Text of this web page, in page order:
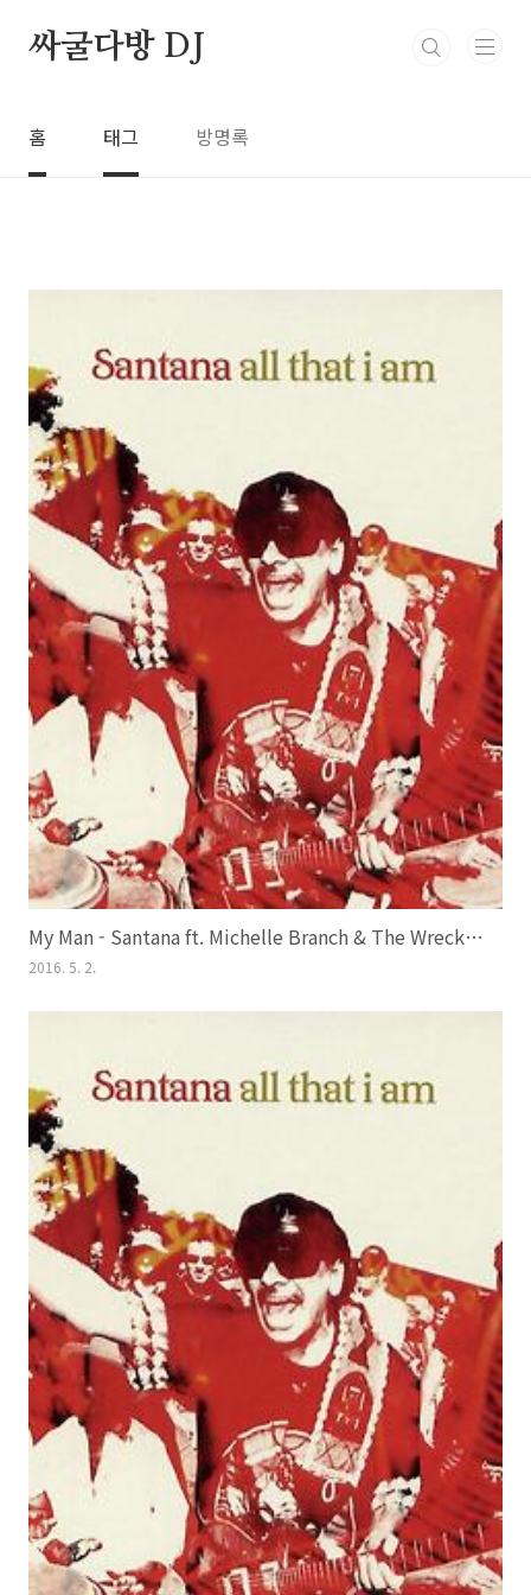
싸굴다방 DJ
홈 태그 방명록
My Man - Santana ft. Michelle Branch & The Wreckers (All That I Am, 2005)
2016. 5. 2.